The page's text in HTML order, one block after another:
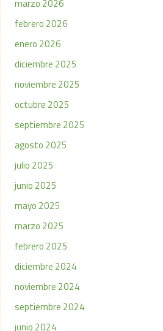
marzo 2026
febrero 2026
enero 2026
diciembre 2025
noviembre 2025
octubre 2025
septiembre 2025
agosto 2025
julio 2025
junio 2025
mayo 2025
marzo 2025
febrero 2025
diciembre 2024
noviembre 2024
septiembre 2024
junio 2024